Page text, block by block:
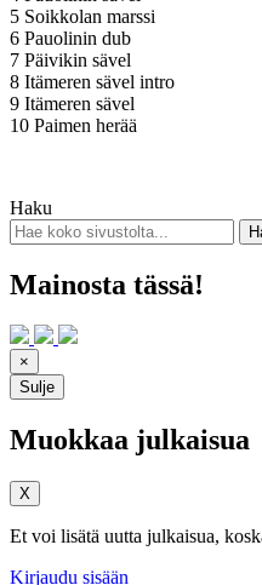
5 Soikkolan marssi
6 Pauolinin dub
7 Päivikin sävel
8 Itämeren sävel intro
9 Itämeren sävel
10 Paimen herää
Haku
Mainosta tässä!
×
Sulje
Muokkaa julkaisua
X
Et voi lisätä uutta julkaisua,
Kirjaudu sisään